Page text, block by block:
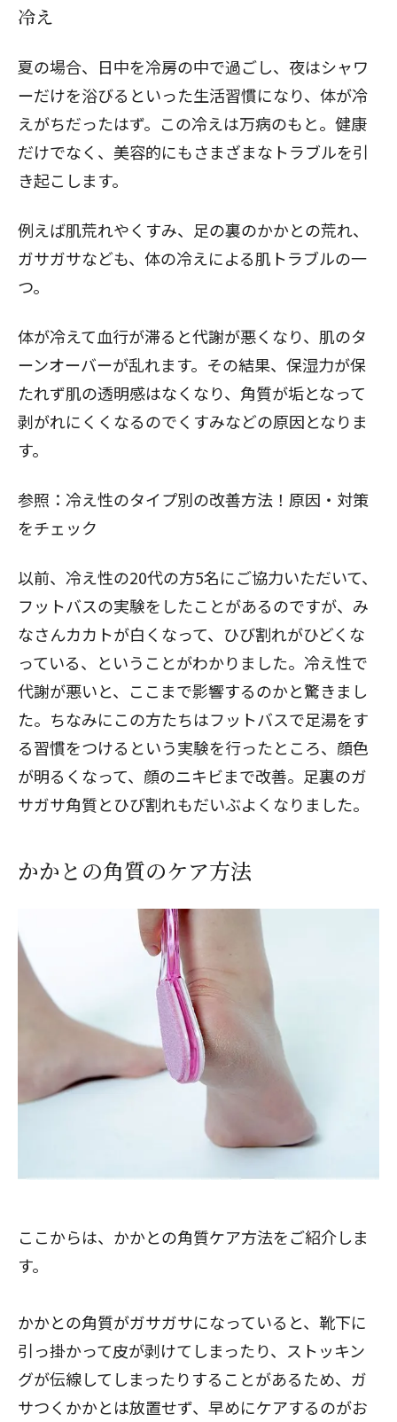
冷え
夏の場合、日中を冷房の中で過ごし、夜はシャワ
ーだけを浴びるといった生活習慣になり、体が冷
えがちだったはず。この冷えは万病のもと。健康
だけでなく、美容的にもさまざまなトラブルを引
き起こします。
例えば肌荒れやくすみ、足の裏のかかとの荒れ、
ガサガサなども、体の冷えによる肌トラブルの一
つ。
体が冷えて血行が滞ると代謝が悪くなり、肌のタ
ーンオーバーが乱れます。その結果、保湿力が保
たれず肌の透明感はなくなり、角質が垢となって
剥がれにくくなるのでくすみなどの原因となりま
す。
参照： 冷え性のタイプ別の改善方法！原因・対策
をチェック
以前、冷え性の20代の方5名にご協力いただいて、
フットバスの実験をしたことがあるのですが、み
なさんカカトが白くなって、ひび割れがひどくな
っている、ということがわかりました。冷え性で
代謝が悪いと、ここまで影響するのかと驚きまし
た。ちなみにこの方たちはフットバスで足湯をす
る習慣をつけるという実験を行ったところ、顔色
が明るくなって、顔のニキビまで改善。足裏のガ
サガサ角質とひび割れもだいぶよくなりました。
かかとの角質のケア方法
ここからは、かかとの角質ケア方法をご紹介しま
す。
かかとの角質がガサガサになっていると、靴下に
引っ掛かって皮が剥けてしまったり、ストッキン
グが伝線してしまったりすることがあるため、ガ
サつくかかとは放置せず、早めにケアするのがお